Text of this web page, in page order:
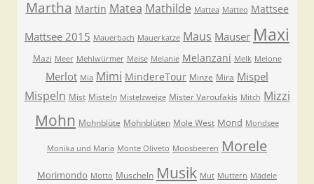
Martha Martin Matea Mathilde Mattea Matteo Mattsee
Mattsee 2015 Mauerbach Mauerkatze Maus Mauser Maxi
Mazi Meer Mehlwürmer Meise Melanie Melanzani Melk Melone
Merlot Mia Mimi MindereTour Minze Mira Mispel
Mispeln Mist Misteln Mistelzweige Mister Varoufakis Mitch Mizzi
Mohn Mohnblüte Mohnblüten Mole West Mond Mondsee
Monika und Maria Monte Oliveto Moosbeeren Morele
Morimondo Motto Muscheln Musik Mut Muttern Mädele